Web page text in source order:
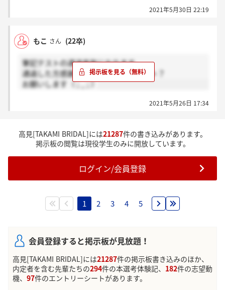
2021年5月30日 22:19
もこ さん (22卒)
筆記テストの通過率気になります。
通過した方感謝、お祈りされた方ホント？
お願いします（ ; _ ; ）
2021年5月26日 17:34
高見[TAKAMI BRIDAL]には21287件の書き込みがあります。
掲示板の閲覧は現役学生のみに開放しています。
ログイン/会員登録
1 2 3 4 5
会員登録すると掲示板が見放題！
高見[TAKAMI BRIDAL]には21287件の掲示板書き込みのほか、
内定者を含む先輩たちの294件の本選考体験記、 182件の志望動
機、 97件のエントリーシートがあります。